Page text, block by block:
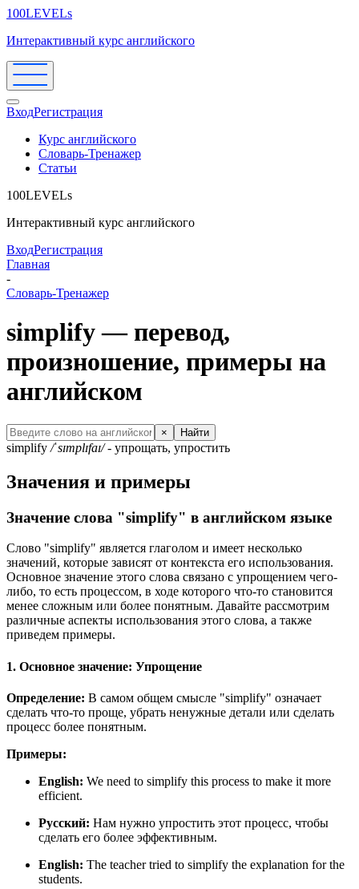
100LEVELs
Интерактивный курс английского
ВходРегистрация
Курс английского
Словарь-Тренажер
Статьи
100LEVELs
Интерактивный курс английского
ВходРегистрация
Главная
-
Словарь-Тренажер
simplify — перевод,
произношение, примеры на
английском
× Найти
simplify /ˈsɪmplɪfaɪ/- упрощать, упростить
Значения и примеры
Значение слова "simplify" в английском языке
Слово "simplify" является глаголом и имеет несколько
значений, которые зависят от контекста его использования.
Основное значение этого слова связано с упрощением чего-
либо, то есть процессом, в ходе которого что-то становится
менее сложным или более понятным. Давайте рассмотрим
различные аспекты использования этого слова, а также
приведем примеры.
1. Основное значение: Упрощение
Определение: В самом общем смысле "simplify" означает
сделать что-то проще, убрать ненужные детали или сделать
процесс более понятным.
Примеры:
English: We need to simplify this process to make it more
efficient.
Русский: Нам нужно упростить этот процесс, чтобы
сделать его более эффективным.
English: The teacher tried to simplify the explanation for the
students.